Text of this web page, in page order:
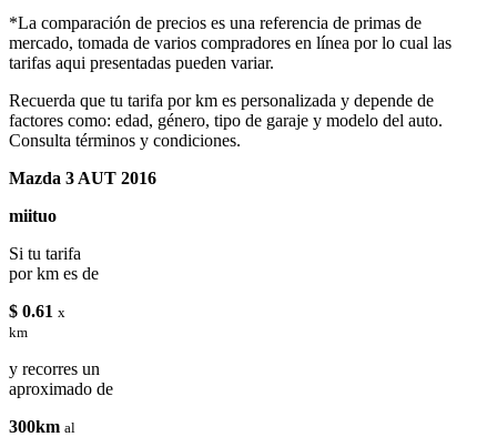
*La comparación de precios es una referencia de primas de
mercado, tomada de varios compradores en línea por lo cual las
tarifas aqui presentadas pueden variar.
Recuerda que tu tarifa por km es personalizada y depende de
factores como: edad, género, tipo de garaje y modelo del auto.
Consulta términos y condiciones.
Mazda 3 AUT 2016
miituo
Si tu tarifa
por km es de
$ 0.61 x
km
y recorres un
aproximado de
300km al